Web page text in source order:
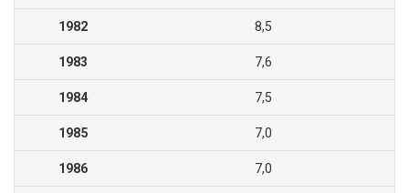
1982 8,5
1983 7,6
1984 7,5
1985 7,0
1986 7,0